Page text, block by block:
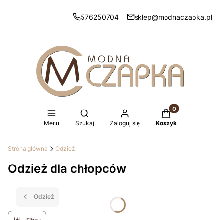
576250704 sklep@modnaczapka.pl
Menu
Otwórz wyszukiwarkę
Szukaj Zaloguj się
Produkty w
Koszyk
Strona główna Odzież
Odzież dla chłopców
Odzież